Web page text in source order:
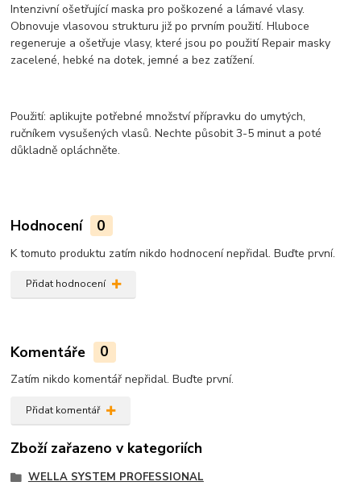
Intenzivní ošetřující maska pro poškozené a lámavé vlasy.
Obnovuje vlasovou strukturu již po prvním použití. Hluboce
regeneruje a ošetřuje vlasy, které jsou po použití Repair masky
zacelené, hebké na dotek, jemné a bez zatížení.
Použití: aplikujte potřebné množství přípravku do umytých,
ručníkem vysušených vlasů. Nechte působit 3-5 minut a poté
důkladně opláchněte.
Hodnocení 0
K tomuto produktu zatím nikdo hodnocení nepřidal. Buďte první.
Přidat hodnocení
Komentáře 0
Zatím nikdo komentář nepřidal. Buďte první.
Přidat komentář
Zboží zařazeno v kategoriích
WELLA SYSTEM PROFESSIONAL